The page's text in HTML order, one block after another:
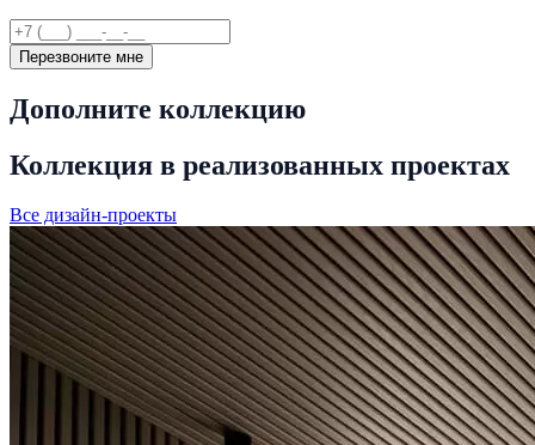
Перезвоните мне
Дополните коллекцию
Коллекция в реализованных проектах
Все дизайн-проекты